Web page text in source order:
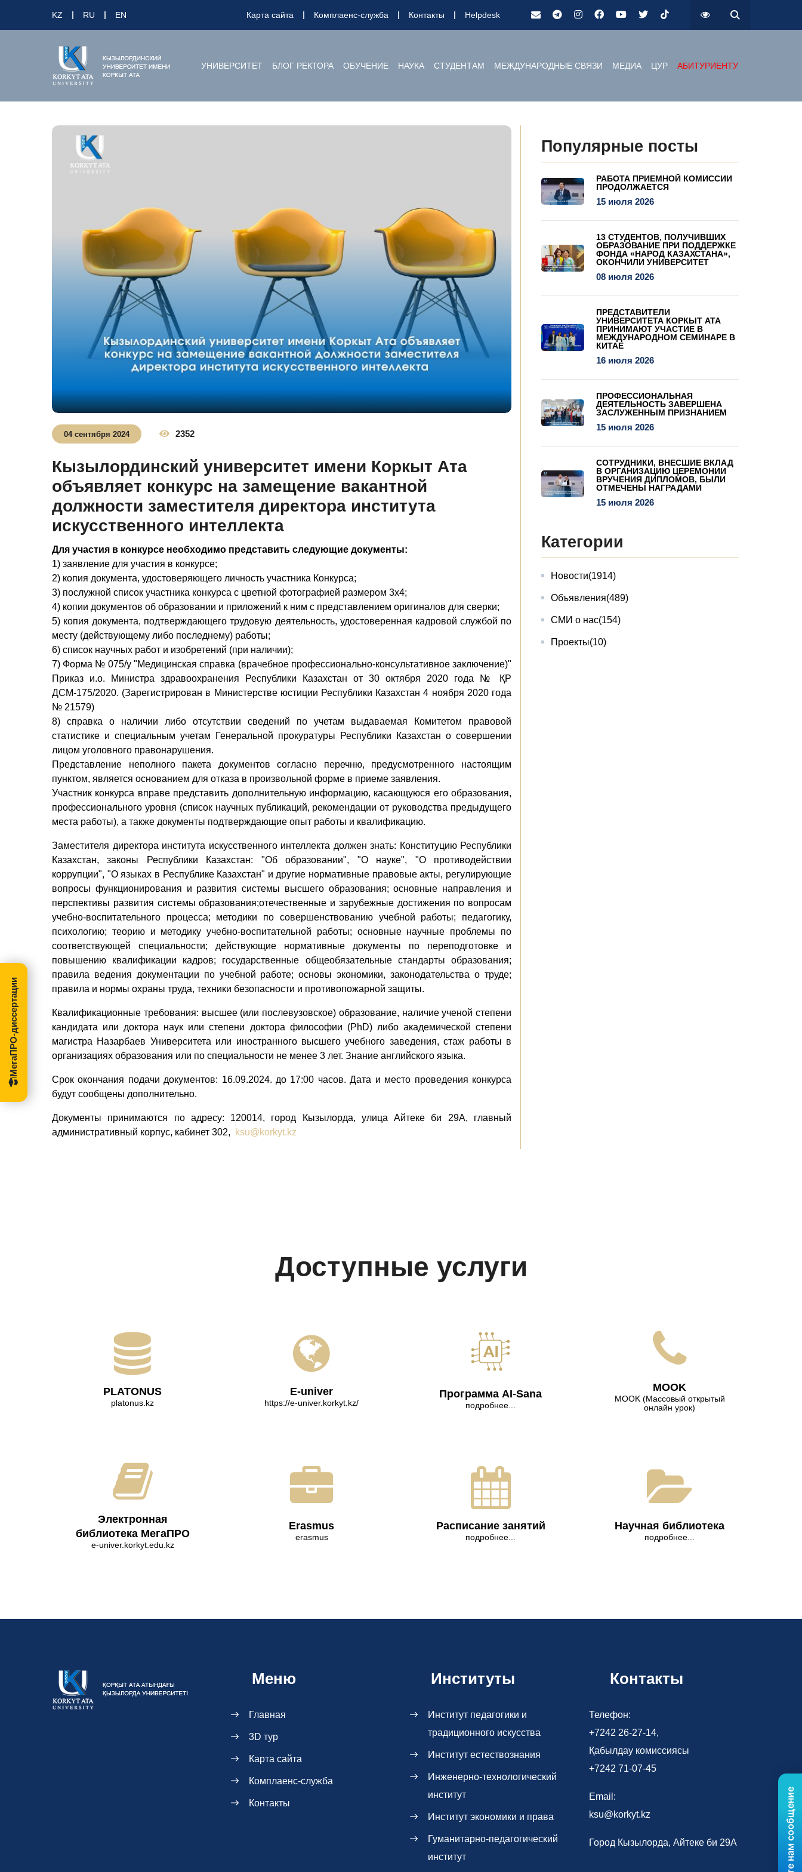
KZ RU EN Карта сайта Комплаенс-служба Контакты Helpdesk
УНИВЕРСИТЕТ БЛОГ РЕКТОРА ОБУЧЕНИЕ НАУКА СТУДЕНТАМ МЕЖДУНАРОДНЫЕ СВЯЗИ МЕДИА ЦУР АБИТУРИЕНТУ
04 сентября 2024 2352
Кызылординский университет имени Коркыт Ата
объявляет конкурс на замещение вакантной
должности заместителя директора института
искусственного интеллекта
Для участия в конкурсе необходимо представить следующие документы:
1) заявление для участия в конкурсе;
2) копия документа, удостоверяющего личность участника Конкурса;
3) послужной список участника конкурса с цветной фотографией размером 3х4;
4) копии документов об образовании и приложений к ним с представлением оригиналов для сверки;
5) копия документа, подтверждающего трудовую деятельность, удостоверенная кадровой службой по
месту (действующему либо последнему) работы;
6) список научных работ и изобретений (при наличии);
7) Форма № 075/у "Медицинская справка (врачебное профессионально-консультативное заключение)"
Приказ и.о. Министра здравоохранения Республики Казахстан от 30 октября 2020 года № ҚР
ДСМ-175/2020. (Зарегистрирован в Министерстве юстиции Республики Казахстан 4 ноября 2020 года
№ 21579)
8) справка о наличии либо отсутствии сведений по учетам выдаваемая Комитетом правовой
статистике и специальным учетам Генеральной прокуратуры Республики Казахстан о совершении
лицом уголовного правонарушения.
Представление неполного пакета документов согласно перечню, предусмотренного настоящим
пунктом, является основанием для отказа в произвольной форме в приеме заявления.
Участник конкурса вправе представить дополнительную информацию, касающуюся его образования,
профессионального уровня (список научных публикаций, рекомендации от руководства предыдущего
места работы), а также документы подтверждающие опыт работы и квалификацию.
Заместителя директора института искусственного интеллекта должен знать: Конституцию Республики
Казахстан, законы Республики Казахстан: "Об образовании", "О науке", "О противодействии
коррупции", "О языках в Республике Казахстан" и другие нормативные правовые акты, регулирующие
вопросы функционирования и развития системы высшего образования; основные направления и
перспективы развития системы образования;отечественные и зарубежные достижения по вопросам
учебно-воспитательного процесса; методики по совершенствованию учебной работы; педагогику,
психологию; теорию и методику учебно-воспитательной работы; основные научные проблемы по
соответствующей специальности; действующие нормативные документы по переподготовке и
повышению квалификации кадров; государственные общеобязательные стандарты образования;
правила ведения документации по учебной работе; основы экономики, законодательства о труде;
правила и нормы охраны труда, техники безопасности и противопожарной защиты.
Квалификационные требования: высшее (или послевузовское) образование, наличие ученой степени
кандидата или доктора наук или степени доктора философии (PhD) либо академической степени
магистра Назарбаев Университета или иностранного высшего учебного заведения, стаж работы в
организациях образования или по специальности не менее 3 лет. Знание английского языка.
Срок окончания подачи документов: 16.09.2024. до 17:00 часов. Дата и место проведения конкурса
будут сообщены дополнительно.
Документы принимаются по адресу: 120014, город Кызылорда, улица Айтеке би 29А, главный
административный корпус, кабинет 302,
ksu@korkyt.kz
Популярные посты
РАБОТА ПРИЕМНОЙ КОМИССИИ
ПРОДОЛЖАЕТСЯ
15 июля 2026
13 СТУДЕНТОВ, ПОЛУЧИВШИХ
ОБРАЗОВАНИЕ ПРИ ПОДДЕРЖКЕ
ФОНДА «НАРОД КАЗАХСТАНА»,
ОКОНЧИЛИ УНИВЕРСИТЕТ
08 июля 2026
ПРЕДСТАВИТЕЛИ
УНИВЕРСИТЕТА КОРКЫТ АТА
ПРИНИМАЮТ УЧАСТИЕ В
МЕЖДУНАРОДНОМ СЕМИНАРЕ В
КИТАЕ
16 июля 2026
ПРОФЕССИОНАЛЬНАЯ
ДЕЯТЕЛЬНОСТЬ ЗАВЕРШЕНА
ЗАСЛУЖЕННЫМ ПРИЗНАНИЕМ
15 июля 2026
СОТРУДНИКИ, ВНЕСШИЕ ВКЛАД
В ОРГАНИЗАЦИЮ ЦЕРЕМОНИИ
ВРУЧЕНИЯ ДИПЛОМОВ, БЫЛИ
ОТМЕЧЕНЫ НАГРАДАМИ
15 июля 2026
Категории
Новости(1914)
Объявления(489)
СМИ о нас(154)
Проекты(10)
Доступные услуги
PLATONUS
platonus.kz
E-univer
https://e-univer.korkyt.kz/
Программа AI-Sana
подробнее...
МООK
МООK (Массовый открытый
онлайн урок)
Электронная
библиотека МегаПРО
e-univer.korkyt.edu.kz
Erasmus
erasmus
Расписание занятий
подробнее...
Научная библиотека
подробнее...
Меню
Главная
3D тур
Карта сайта
Комплаенс-служба
Контакты
Институты
Институт педагогики и
традиционного искусства
Институт естествознания
Инженерно-технологический
институт
Институт экономики и права
Гуманитарно-педагогический
институт
Контакты
Телефон:
+7242 26-27-14,
Қабылдау комиссиясы
+7242 71-07-45
Email:
ksu@korkyt.kz
Город Кызылорда, Айтеке би 29А
МегаПРО-диссертации